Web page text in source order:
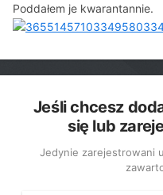
Poddałem je kwarantannie.
Jeśli chcesz
się lub
Jedynie zarejestrowani